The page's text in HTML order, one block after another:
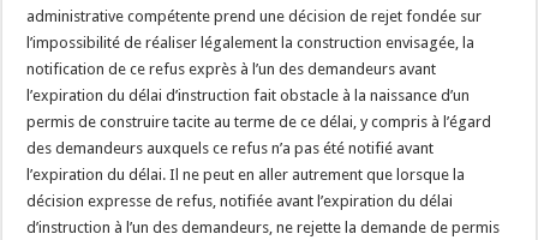
administrative compétente prend une décision de rejet fondée sur
l’impossibilité de réaliser légalement la construction envisagée, la
notification de ce refus exprès à l’un des demandeurs avant
l’expiration du délai d’instruction fait obstacle à la naissance d’un
permis de construire tacite au terme de ce délai, y compris à l’égard
des demandeurs auxquels ce refus n’a pas été notifié avant
l’expiration du délai. Il ne peut en aller autrement que lorsque la
décision expresse de refus, notifiée avant l’expiration du délai
d’instruction à l’un des demandeurs, ne rejette la demande de permis